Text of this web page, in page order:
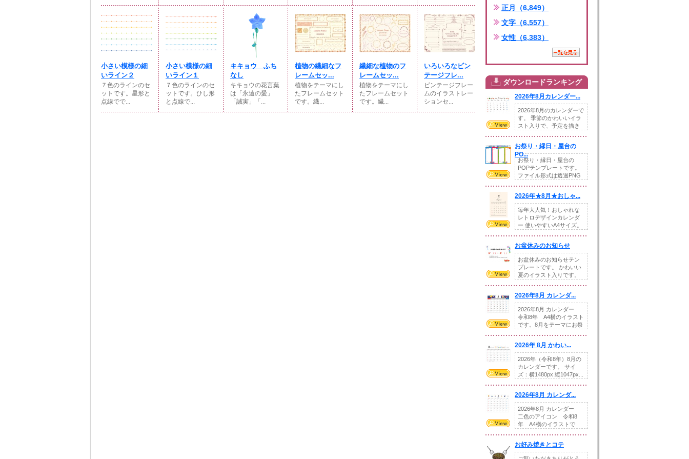
小さい模様の細
いライン２
７色のラインのセ
ットです。星形と
点線でで...
小さい模様の細
いライン１
７色のラインのセ
ットです。ひし形
と点線で...
キキョウ ふち
なし
キキョウの花言葉
は「永遠の愛」
「誠実」「...
植物の繊細なフ
レームセッ...
植物をテーマにし
たフレームセット
です。繊...
繊細な植物のフ
レームセッ...
植物をテーマにし
たフレームセット
です。繊...
いろいろなビン
テージフレ...
ビンテージフレー
ムのイラストレー
ションセ...
正月（6,849）
文字（6,557）
女性（6,383）
ダウンロードランキング
2026年8月カレンダー...
2026年8月のカレンダーで
す。 季節のかわいいイラ
スト入りで、予定を描き
お祭り・縁日・屋台の
PO...
お祭り・縁日・屋台の
POPテンプレートです。
ファイル形式は透過PNG
2026年★8月★おしゃ...
毎年大人気！おしゃれな
レトロデザインカレンダ
ー 使いやすいA4サイズ。
お盆休みのお知らせ
お盆休みのお知らせテン
プレートです。 かわいい
夏のイラスト入りです。
2026年8月 カレンダ...
2026年8月 カレンダー
令和8年 A4横のイラスト
です。8月をテーマにお祭
2026年 8月 かわい...
2026年（令和8年）8月の
カレンダーです。 サイ
ズ：横1480px 縦1047px...
2026年8月 カレンダ...
2026年8月 カレンダー
二色のアイコン 令和8
年 A4横のイラストで
お好み焼きとコテ